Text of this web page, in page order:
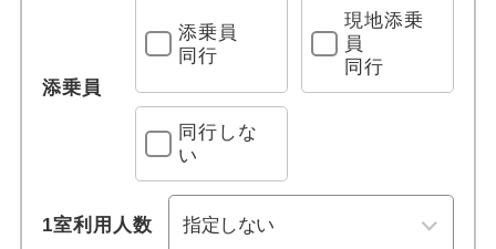
添乗員
添乗員
同行
現地添乗
員
同行
同行しな
い
1室利用人数
フェリー
世界遺産